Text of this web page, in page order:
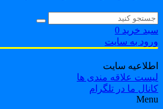
سبد خرید 0
ورود به سایت
اطلاعیه سایت
لیست علاقه مندی ها
کانال ما در تلگرام
Menu